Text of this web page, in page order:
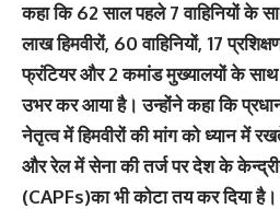
कहा कि 62 साल पहले 7 वाहिनियों
लाख हिमवीरों, 60 वाहिनियों, 17
फ्रंटियर और 2 कमांड मुख्यालयों के
उभर कर आया है। उन्होंने कहा कि
नेतृत्व में हिमवीरों की मांग को ध्यान में
और रेल में सेना की तर्ज पर देश के
(CAPFs)का भी कोटा तय कर दिया है।